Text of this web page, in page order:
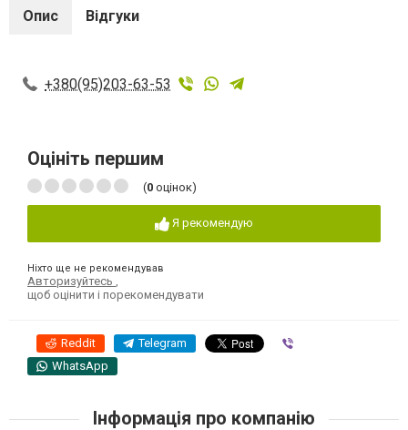
Опис Відгуки
+380(95)203-63-53
Оцініть першим
(0 оцінок)
Я рекомендую
Ніхто ще не рекомендував
Авторизуйтесь
щоб оцінити і порекомендувати
Reddit Telegram
WhatsApp
Інформація про компанію